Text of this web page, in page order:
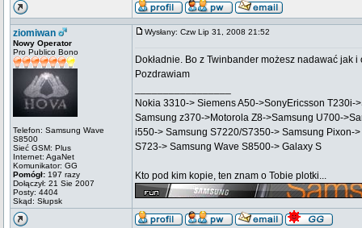
ziomiwan
Nowy Operator
Pro Publico Bono
Telefon: Samsung Wave
S8500
Sieć GSM: Plus
Internet: AgaNet
Komunikator: GG
Pomógł: 197 razy
Dołączył: 21 Sie 2007
Posty: 4404
Skąd: Słupsk
Wysłany: Czw Lip 31, 2008 21:52
Dokładnie. Bo z Twinbander możesz nadawać
Pozdrawiam
Nokia 3310-> Siemens A50->SonyEricsson
Samsung z370->Motorola Z8->Samsung U700-
i550-> Samsung S7220/S7350-> Samsung Pixon-
S723-> Samsung Wave S8500-> Galaxy S
Kto pod kim kopie, ten znam o Tobie plotki...